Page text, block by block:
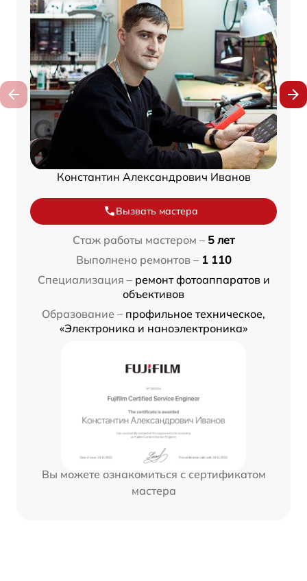
Константин Александрович Иванов
Вызвать мастера
Стаж работы мастером – 5 лет
Выполнено ремонтов – 1 110
Специализация – ремонт фотоаппаратов и
объективов
Образование – профильное техническое,
«Электроника и наноэлектроника»
Вы можете ознакомиться с сертификатом
мастера